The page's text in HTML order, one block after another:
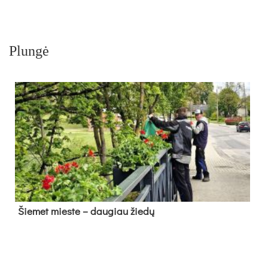
Plungė
Šie­met mies­te – dau­giau žie­dų